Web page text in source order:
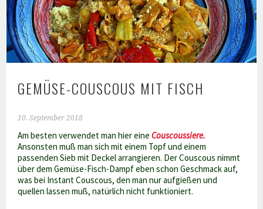
GEMÜSE-COUSCOUS MIT FISCH
10. September 2018
Am besten verwendet man hier eineCouscoussiere.
Ansonsten muß man sich mit einem Topf und einem
passenden Sieb mit Deckel arrangieren. Der Couscous nimmt
über dem Gemüse-Fisch-Dampf eben schon Geschmack auf,
was bei Instant Couscous, den man nur aufgießen und
quellen lassen muß, natürlich nicht funktioniert.